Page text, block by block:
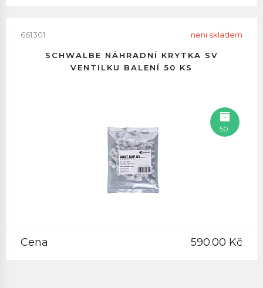
661301 neni skladem
SCHWALBE NÁHRADNÍ KRYTKA SV
VENTILKU BALENÍ 50 KS
50
Cena 590.00 Kč